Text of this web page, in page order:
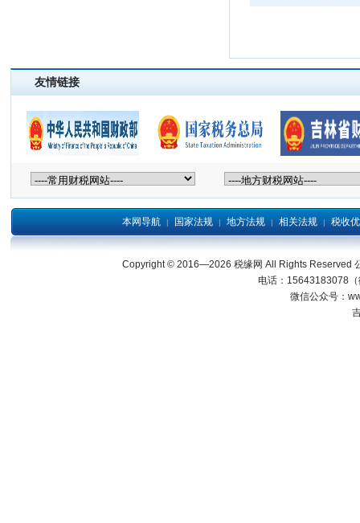
友情链接
本网导航 | 国家法规 | 地方法规 | 相关法规 | 税收
Copyright © 2016—2026 税缘网 All Rights Reserved
电话：15643183078
微信公众号：